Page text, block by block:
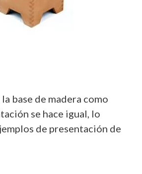
base de madera como
se hace igual, lo
de presentación de